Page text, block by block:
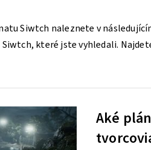
Siwtch naleznete v
které jste vyhledali.
Aké